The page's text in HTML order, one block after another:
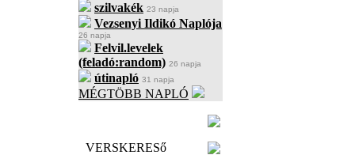
szilvakék 23 napja
Vezsenyi Ildikó Naplója
26 napja
Felvil.levelek
(feladó:random) 26 napja
útinapló 31 napja
MÉGTÖBB NAPLÓ
VERSKERESő